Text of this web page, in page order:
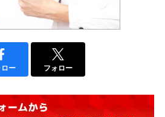
ロー フォロー